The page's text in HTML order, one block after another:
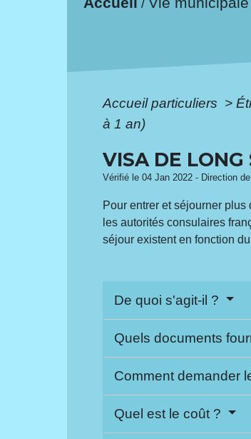
/
Accueil particuliers >
à 1 an)
VISA DE LONG
Vérifié le 04 Jan 2022 - Direction
Pour entrer et séjourner
les autorités consulaires
séjour existent en fonction
De quoi s'agit-il ?
Quels documents
Comment demander
Quel est le coût ?